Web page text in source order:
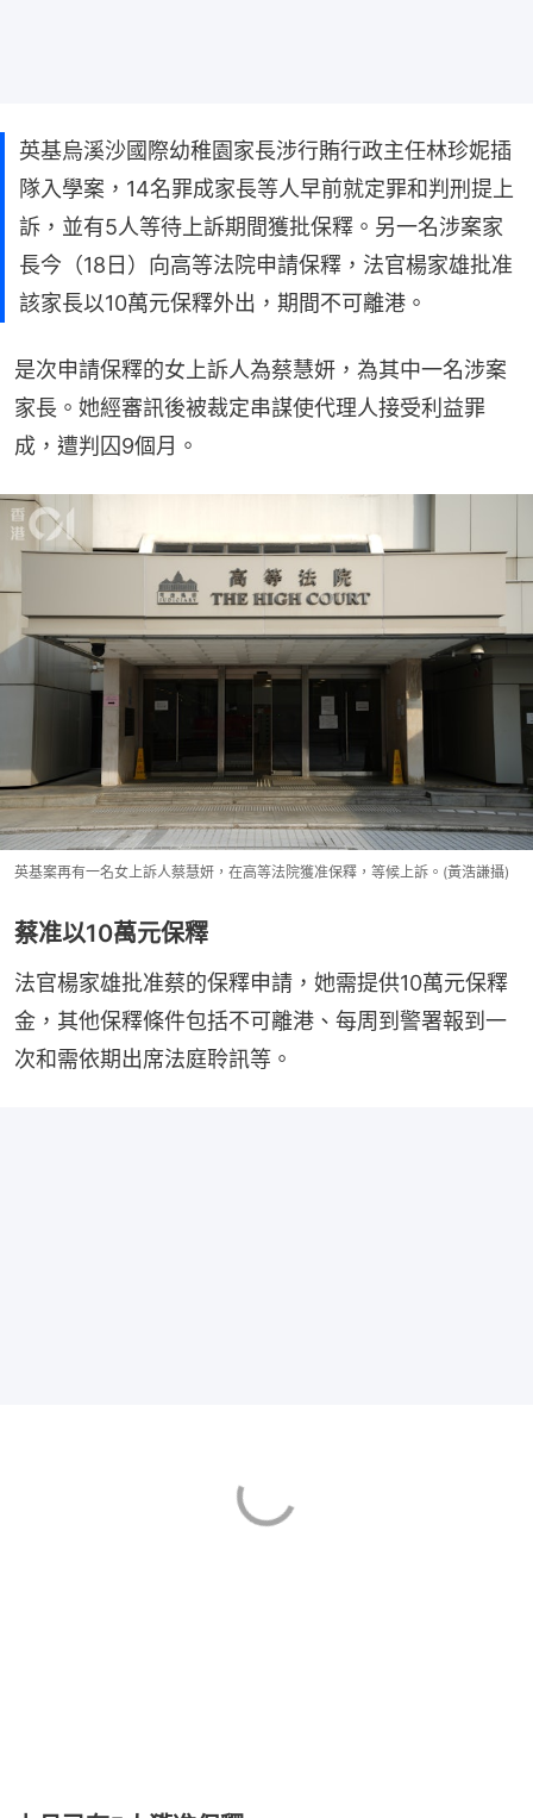
英基烏溪沙國際幼稚園家長涉行賄行政主任林珍妮插
隊入學案，14名罪成家長等人早前就定罪和判刑提上
訴，並有5人等待上訴期間獲批保釋。另一名涉案家
長今（18日）向高等法院申請保釋，法官楊家雄批准
該家長以10萬元保釋外出，期間不可離港。
是次申請保釋的女上訴人為蔡慧妍，為其中一名涉案
家長。她經審訊後被裁定串謀使代理人接受利益罪
成，遭判囚9個月。
英基案再有一名女上訴人蔡慧妍，在高等法院獲准保釋，等候上訴。(黃浩謙攝)
蔡准以10萬元保釋
法官楊家雄批准蔡的保釋申請，她需提供10萬元保釋
金，其他保釋條件包括不可離港、每周到警署報到一
次和需依期出席法庭聆訊等。